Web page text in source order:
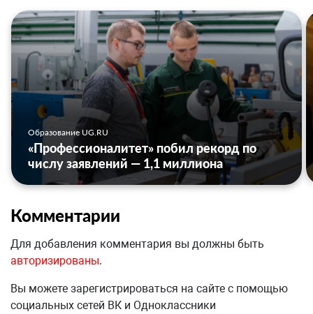
Образование UG.RU
«Профессионалитет» побил рекорд по
числу заявлений — 1,1 миллиона
Комментарии
Для добавления комментария вы должны быть
авторизированы.
Вы можете зарегистрироваться на сайте с помощью
социальных сетей ВК и Одноклассники